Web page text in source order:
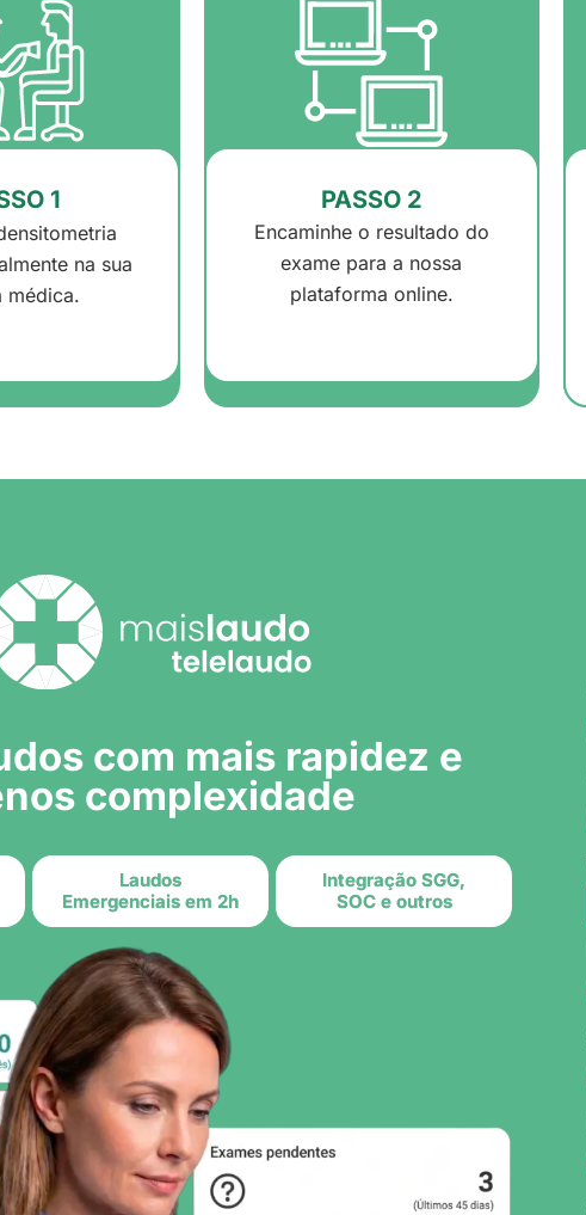
1
na sua
médica.
PASSO 2
Encaminhe o resultado do
exame para a nossa
plataforma online.
com mais rapidez e
complexidade
Laudos
Emergenciais em 2h
Integração SGG,
SOC e outros